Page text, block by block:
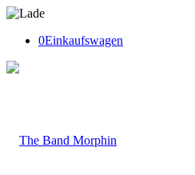
0Einkaufswagen